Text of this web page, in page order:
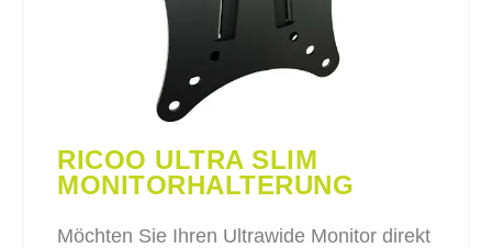
RICOO ULTRA SLIM
MONITORHALTERUNG
Möchten Sie Ihren Ultrawide Monitor direkt